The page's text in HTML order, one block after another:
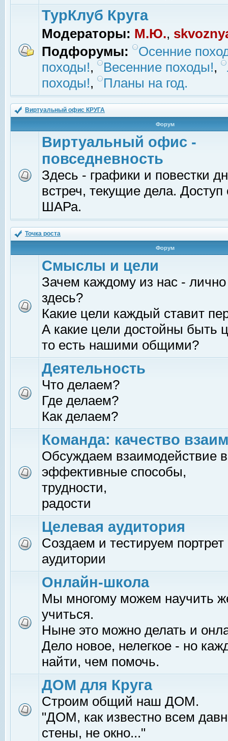
ТурКлуб Круга
Модераторы: М.Ю.,
Подфорумы:
Осенние
походы!, Весенние походы!,
походы!, Планы на год.
Виртуальный офис КРУГА
Форум
Виртуальный офис -
повседневность
Здесь - графики и повестки
встреч, текущие дела.
ШАРа.
Точка роста
Форум
Смыслы и цели
Зачем каждому из нас -
здесь?
Какие цели каждый ставит
А какие цели достойны быть
то есть нашими общими?
Деятельность
Что делаем?
Где делаем?
Как делаем?
Команда: качество
Обсуждаем взаимодействие
эффективные способы,
трудности,
радости
Целевая аудитория
Создаем и тестируем
аудитории
Онлайн-школа
Мы многому можем научить
учиться.
Ныне это можно делать и
Дело новое, нелегкое - но
найти, чем помочь.
ДОМ для Круга
Строим общий наш ДОМ.
"ДОМ, как известно всем
стены, не окно..."